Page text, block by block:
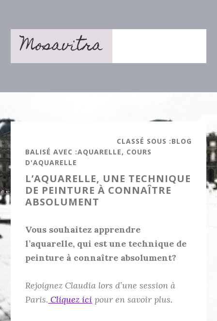
contenu
principal
barre
latérale
Mosavitra
CLASSÉ SOUS :BLOG
BALISÉ AVEC :AQUARELLE, COURS
D'AQUARELLE
L’AQUARELLE, UNE TECHNIQUE
DE PEINTURE À CONNAÎTRE
ABSOLUMENT
Vous souhaitez apprendre
l’aquarelle, qui est une technique de
peinture à connaître absolument?
Rejoignez Claudia lors d’une session à
Paris. Cliquez ici pour en savoir plus.